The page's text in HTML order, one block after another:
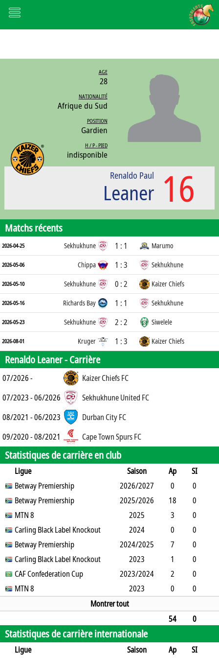
AGE
28
NATIONALITÉ
Afrique du Sud
POSITION
Gardien
H / P - PIED
indisponible
16
Renaldo Paul
Leaner
Matchs récents
2026-04-25 Sekhukhune 1 : 1 Marumo
2026-05-06 Chippa 1 : 3 Sekhukhune
2026-05-10 Sekhukhune 0 : 2 Kaizer Chiefs
2026-05-16 Richards Bay 1 : 1 Sekhukhune
2026-05-23 Sekhukhune 2 : 2 Siwelele
2026-08-01 Kruger 1 : 3 Kaizer Chiefs
Renaldo Leaner -Carrière
07/2026 -
Kaizer Chiefs FC
07/2023 - 06/2026
Sekhukhune United FC
08/2021 - 06/2023
Durban City FC
09/2020 - 08/2021
Cape Town Spurs FC
Statistiques de carrière en club
Ligue Saison Ap
SI
SO
B B 2J CR Min
Betway Premiership 2026/2027 0
0
0
1 0 0 0 0
Betway Premiership 2025/2026 18
0
1
7 0 1610
MTN 8 2025 3
0
0
0 0 0 0 270
Carling Black Label Knockout 2024 0
0
0
1 0 0 0
Betway Premiership 2024/2025 7
0
0
4 0 0 1 0 630
Carling Black Label Knockout 2023 1
0
0
0 0 0 0 90
CAF Confederation Cup 2023/2024 2
0
0
3 0 180
MTN 8 2023 0
0
0 0
Montrer tout
54
0
2
47 0 0 5 0 0
Statistiques de carrière internationale
Ligue Saison Ap SI